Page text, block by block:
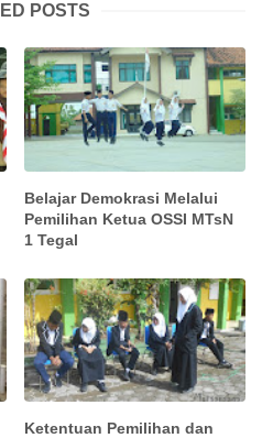
POSTS
Belajar Demokrasi Melalui
Pemilihan Ketua OSSI MTsN
1 Tegal
Ketentuan Pemilihan dan